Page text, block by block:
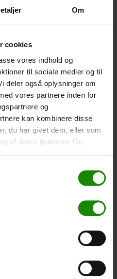
Om
cookies
vores indhold og
til sociale medier og til
deler også oplysninger om
vores partnere inden for
og
kan kombinere disse
du har givet dem, eller som
af deres tjenester. Du
in der Hülle ist. Wasserdicht bis 1
4 (+ 750,00kr.
– Klicken Sie auf das Bild, um die
- +
kr. )
+
Farbe gebucht werden.